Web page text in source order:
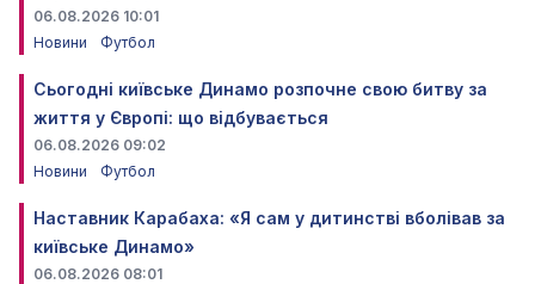
06.08.2026 10:01
Новини
Футбол
Сьогодні київське Динамо розпочне свою битву за
життя у Європі: що відбувається
06.08.2026 09:02
Новини
Футбол
Наставник Карабаха: «Я сам у дитинстві вболівав за
київське Динамо»
06.08.2026 08:01